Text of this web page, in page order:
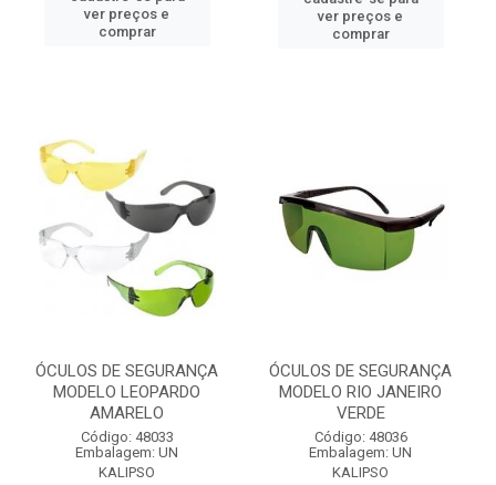
ver preços e
comprar
ver preços e
comprar
ÓCULOS DE SEGURANÇA
MODELO LEOPARDO
AMARELO
Código: 48033
Embalagem: UN
KALIPSO
ÓCULOS DE SEGURANÇA
MODELO RIO JANEIRO
VERDE
Código: 48036
Embalagem: UN
KALIPSO